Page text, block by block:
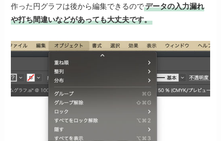
作った円グラフは後から編集できるのでデータの入力漏れ
や打ち間違いなどがあっても大丈夫です。